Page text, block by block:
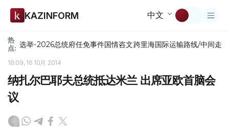
KAZINFORM 中文
热
点: 选举-2026总统府任免事件国情咨文跨里海国际运输路线/中间走廊
16:09, 16 10月 2014
纳扎尔巴耶夫总统抵达米兰 出席亚欧首脑会
议